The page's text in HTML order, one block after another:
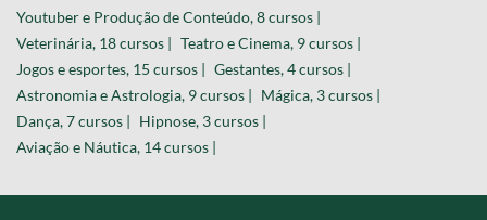
Youtuber e Produção de Conteúdo, 8 cursos |
Veterinária, 18 cursos | Teatro e Cinema, 9 cursos |
Jogos e esportes, 15 cursos | Gestantes, 4 cursos |
Astronomia e Astrologia, 9 cursos | Mágica, 3 cursos |
Dança, 7 cursos | Hipnose, 3 cursos |
Aviação e Náutica, 14 cursos |